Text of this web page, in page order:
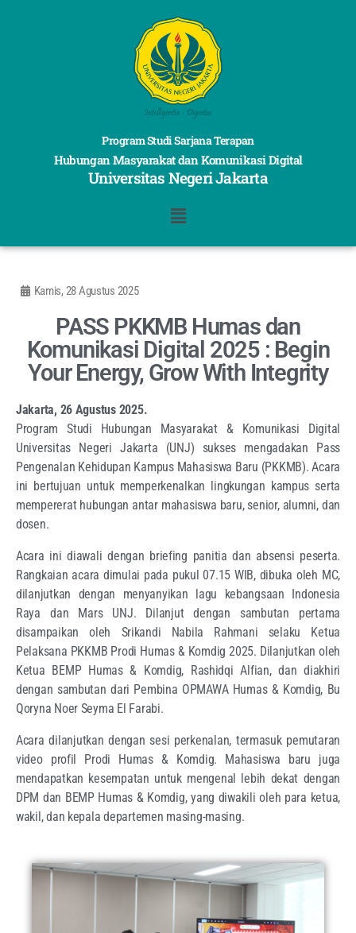
Program Studi Sarjana Terapan
Hubungan Masyarakat dan Komunikasi Digital
Universitas Negeri Jakarta
Kamis, 28 Agustus 2025
PASS PKKMB Humas dan
Komunikasi Digital 2025 : Begin
Your Energy, Grow With Integrity
Jakarta, 26 Agustus 2025.
Program Studi Hubungan Masyarakat & Komunikasi Digital
Universitas Negeri Jakarta (UNJ) sukses mengadakan Pass
Pengenalan Kehidupan Kampus Mahasiswa Baru (PKKMB). Acara
ini bertujuan untuk memperkenalkan lingkungan kampus serta
mempererat hubungan antar mahasiswa baru, senior, alumni, dan
dosen.
Acara ini diawali dengan briefing panitia dan absensi peserta.
Rangkaian acara dimulai pada pukul 07.15 WIB, dibuka oleh MC,
dilanjutkan dengan menyanyikan lagu kebangsaan Indonesia
Raya dan Mars UNJ. Dilanjut dengan sambutan pertama
disampaikan oleh Srikandi Nabila Rahmani selaku Ketua
Pelaksana PKKMB Prodi Humas & Komdig 2025. Dilanjutkan oleh
Ketua BEMP Humas & Komdig, Rashidqi Alfian, dan diakhiri
dengan sambutan dari Pembina OPMAWA Humas & Komdig, Bu
Qoryna Noer Seyma El Farabi.
Acara dilanjutkan dengan sesi perkenalan, termasuk pemutaran
video profil Prodi Humas & Komdig. Mahasiswa baru juga
mendapatkan kesempatan untuk mengenal lebih dekat dengan
DPM dan BEMP Humas & Komdig, yang diwakili oleh para ketua,
wakil, dan kepala departemen masing-masing.